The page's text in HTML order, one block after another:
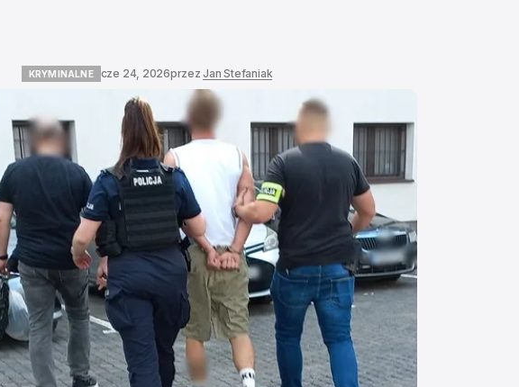
KRYMINALNE cze 24, 2026przez Jan Stefaniak